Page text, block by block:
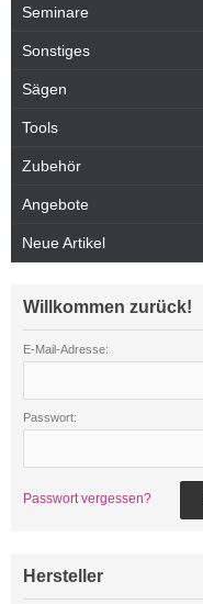
Seminare
Sonstiges
Sägen
Tools
Zubehör
Angebote
Neue Artikel
Willkommen zurück!
E-Mail-Adresse:
Passwort:
Passwort vergessen?
Hersteller